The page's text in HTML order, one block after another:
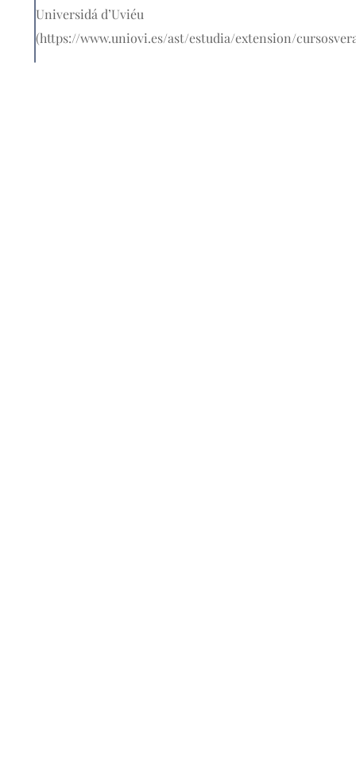
Universidá d’Uviéu
(https://www.uniovi.es/ast/estudia/extension/